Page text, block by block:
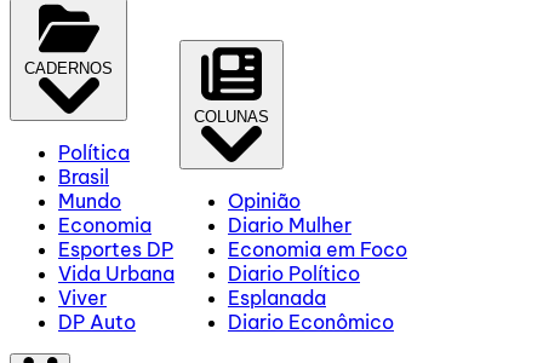
CADERNOS
Política
Brasil
Mundo
Economia
Esportes DP
Vida Urbana
Viver
DP Auto
COLUNAS
Opinião
Diario Mulher
Economia em Foco
Diario Político
Esplanada
Diario Econômico